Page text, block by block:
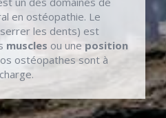
en ostéopathie. Le
les dents) est
muscles ou une position
ostéopathes sont à